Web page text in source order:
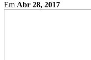
Em Abr 28, 2017